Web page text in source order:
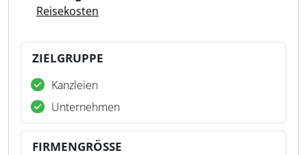
Reisekosten
ZIELGRUPPE
Kanzleien
Unternehmen
FIRMENGRÖSSE